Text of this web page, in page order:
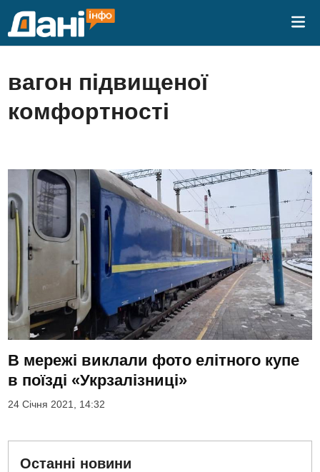
вагон підвищеної
комфортності
В мережі виклали фото елітного купе
в поїзді «Укрзалізниці»
24 Січня 2021, 14:32
Останні новини